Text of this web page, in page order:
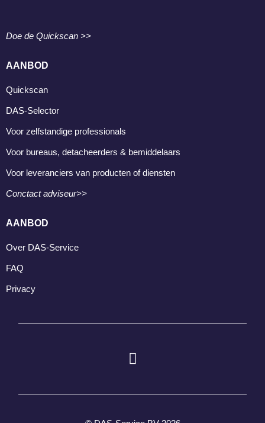
Doe de Quickscan >>
AANBOD
Quickscan
DAS-Selector
Voor zelfstandige professionals
Voor bureaus, detacheerders & bemiddelaars
Voor leveranciers van producten of diensten
Conctact adviseur>>
AANBOD
Over DAS-Service
FAQ
Privacy